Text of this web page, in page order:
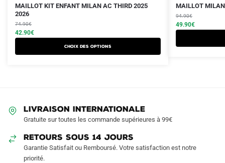
MAILLOT KIT ENFANT MILAN AC THIRD 2025
2026
74.90€
Le
prix
initial
était :
42.90€
Le
prix
actuel
est :
Choix des options
Ce
produit
a
plusieurs
variations.
choisies
la
page
MAILLOT
94.90€
Le
prix
initial
était :
49.90€
Le
prix
actuel
est :
Ce
produit
a
page
LIVRAISON INTERNATIONALE
Gratuite sur toutes les commande supérieures à 99€
RETOURS SOUS 14 JOURS
Garantie Satisfait ou Remboursé. Votre satisfaction est notre
priorité.